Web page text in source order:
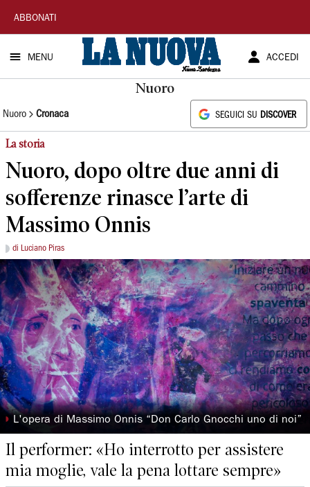
La
Nuova
Sardegna
ABBONATI
MENU ACCEDI
Nuoro
Nuoro Cronaca SEGUICI SU DISCOVER
La storia
Nuoro, dopo oltre due anni di
sofferenze rinasce l’arte di
Massimo Onnis
di Luciano Piras
◗ L'opera di Massimo Onnis “Don Carlo Gnocchi uno di noi”
Il performer: «Ho interrotto per assistere
mia moglie, vale la pena lottare sempre»